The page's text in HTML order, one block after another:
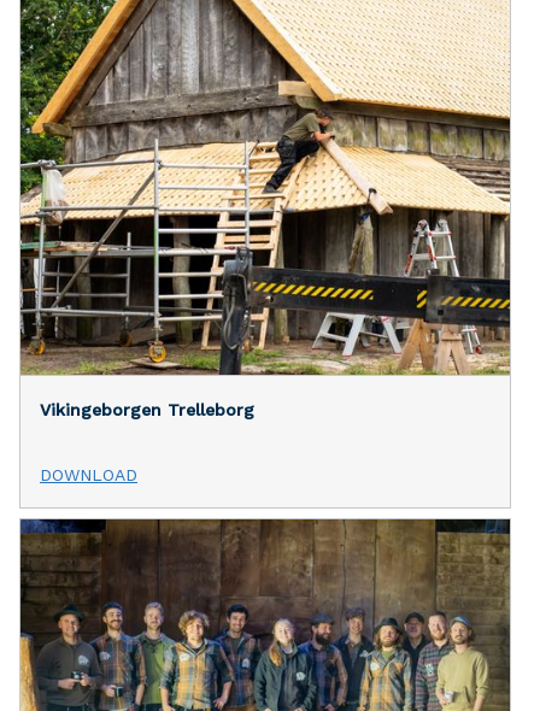
Vikingeborgen Trelleborg
DOWNLOAD